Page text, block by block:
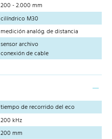
200 - 2.000 mm
cilíndrico M30
medición analóg. de distancia
sensor archivo
conexión de cable
tiempo de recorrido del eco
200 kHz
200 mm